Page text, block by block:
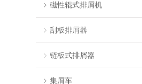
磁性辊式排屑机
刮板排屑器
链板式排屑器
集屑车